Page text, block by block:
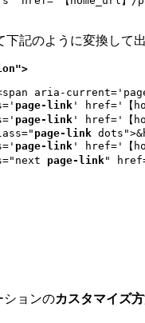
下記のように変換して
aria-
page-link ' href='【
page-link ' href='【
page-link
page-link ' href='【
page-link"
ションのカスタマイズ